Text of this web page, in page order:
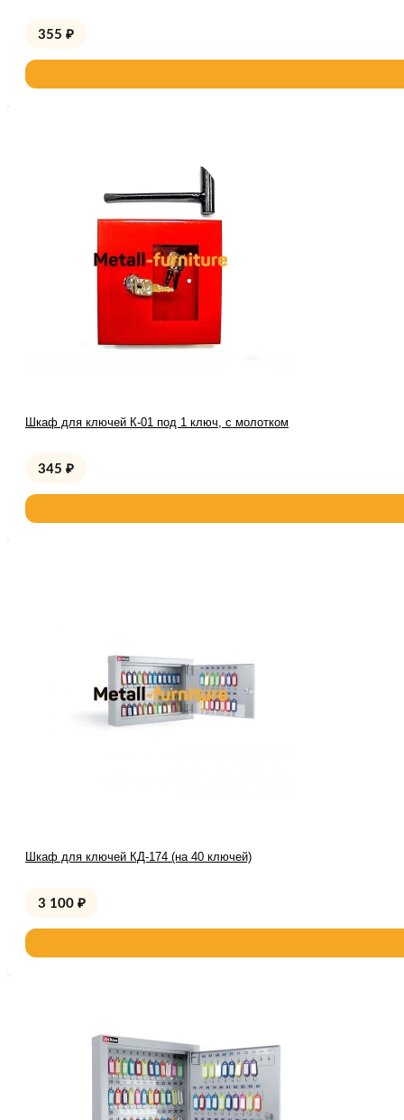
355 ₽
Шкаф для ключей К-01 под 1 ключ, с молотком
345 ₽
Шкаф для ключей КД-174 (на 40 ключей)
3 100 ₽